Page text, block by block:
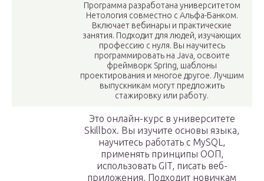
Программа разработана университетом
Нетология совместно с Альфа-Банком.
Включает вебинары и практические
занятия. Подходит для людей, изучающих
профессию с нуля. Вы научитесь
программировать на Java, освоите
фреймворк Spring, шаблоны
проектирования и многое другое. Лучшим
выпускникам могут предложить
стажировку или работу.
Это онлайн-курс в университете
Skillbox. Вы изучите основы языка,
научитесь работать с MySQL,
применять принципы ООП,
использовать GIT, писать веб-
приложения. Подходит новичкам